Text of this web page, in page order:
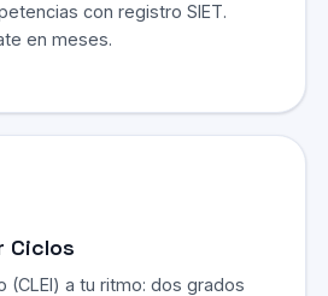
con registro SIET.
en meses.
Ciclos
(CLEI) a tu ritmo: dos grados